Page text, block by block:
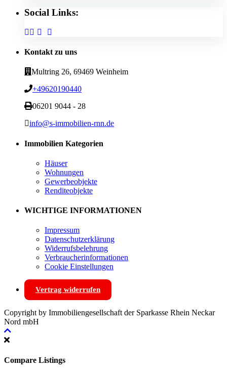
Social Links:
Kontakt zu uns
Multring 26, 69469 Weinheim
+49620190440
06201 9044 - 28
info@s-immobilien-rnn.de
Immobilien Kategorien
Häuser
Wohnungen
Gewerbeobjekte
Renditeobjekte
WICHTIGE INFORMATIONEN
Impressum
Datenschutzerklärung
Widerrufsbelehrung
Verbraucherinformationen
Cookie Einstellungen
Vertrag widerrufen
Copyright by Immobiliengesellschaft der Sparkasse Rhein Neckar
Nord mbH
Compare Listings